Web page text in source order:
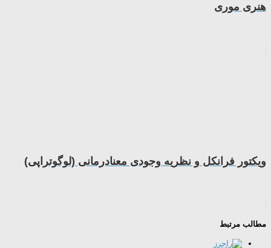
هنری موری
ویکتور فرانکل و نظریه وجودی معنادرمانی (لوگوتراپی)
مطالب مرتبط